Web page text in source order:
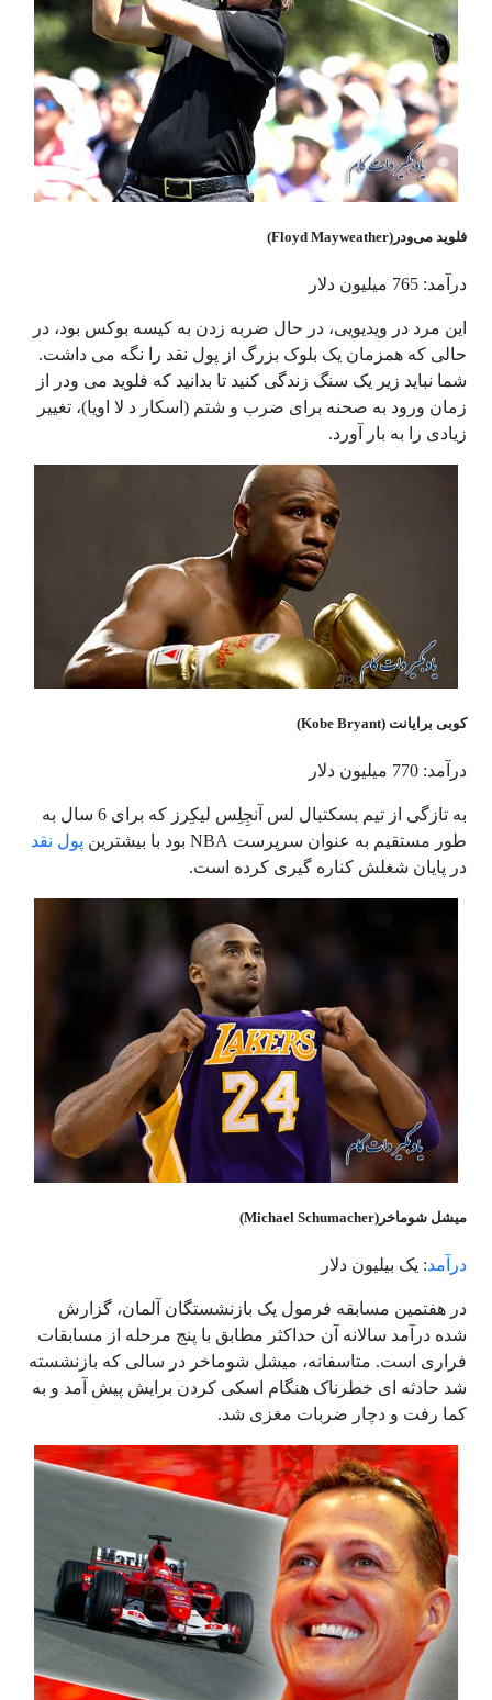
فلوید می‌ودر(Floyd Mayweather)
درآمد: 765 میلیون دلار
این مرد در ویدیویی، در حال ضربه زدن به کیسه بوکس بود، در
حالی که همزمان یک بلوک بزرگ از پول نقد را نگه می داشت.
شما نباید زیر یک سنگ زندگی کنید تا بدانید که فلوید می ودر از
زمان ورود به صحنه برای ضرب و شتم (اسکار د لا اویا)، تغییر
زیادی را به بار آورد.
کوبی برایانت (Kobe Bryant)
درآمد: 770 میلیون دلار
به تازگی از تیم بسکتبال لس آنجِلِس لیکِرز که برای 6 سال به
طور مستقیم به عنوان سرپرست NBA بود با بیشترین
پول نقد
در پایان شغلش کناره گیری کرده است.
میشل شوماخر(Michael Schumacher)
درآمد: یک بیلیون دلار
در هفتمین مسابقه فرمول یک بازنشستگان آلمان، گزارش
شده درآمد سالانه آن حداکثر مطابق با پنج مرحله از مسابقات
فراری است. متاسفانه، میشل شوماخر در سالی که بازنشسته
شد حادثه ای خطرناک هنگام اسکی کردن برایش پیش آمد و به
کما رفت و دچار ضربات مغزی شد.